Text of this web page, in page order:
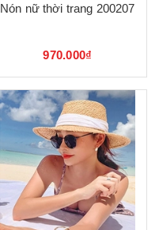
Nón nữ thời trang 200207
970.000₫